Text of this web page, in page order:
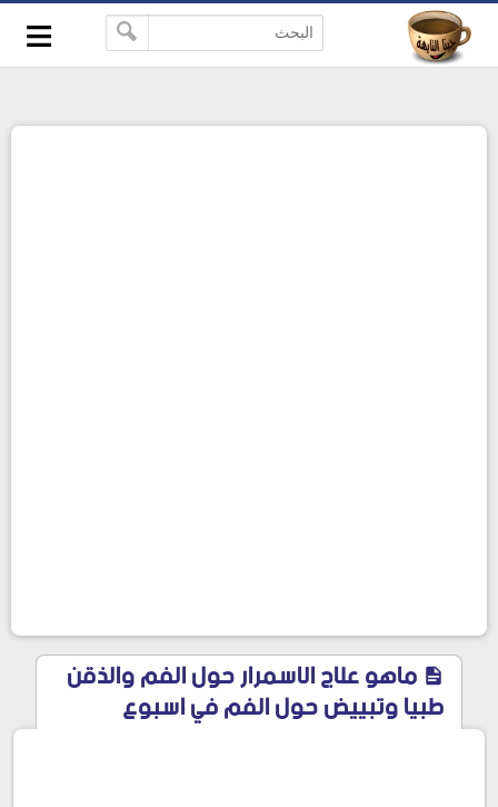
-->
≡
ماهو علاج الاسمرار حول الفم والذقن
طبيا وتبييض حول الفم في اسبوع